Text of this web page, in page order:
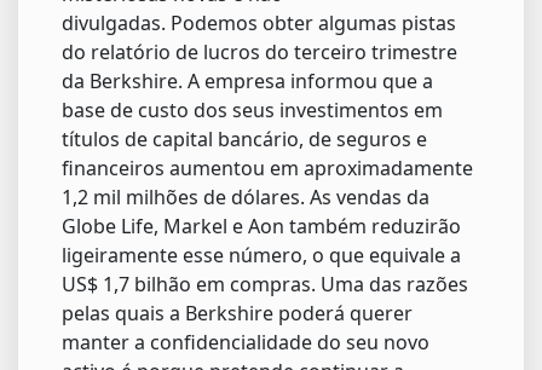
divulgadas. Podemos obter algumas pistas
do relatório de lucros do terceiro trimestre
da Berkshire. A empresa informou que a
base de custo dos seus investimentos em
títulos de capital bancário, de seguros e
financeiros aumentou em aproximadamente
1,2 mil milhões de dólares. As vendas da
Globe Life, Markel e Aon também reduzirão
ligeiramente esse número, o que equivale a
US$ 1,7 bilhão em compras. Uma das razões
pelas quais a Berkshire poderá querer
manter a confidencialidade do seu novo